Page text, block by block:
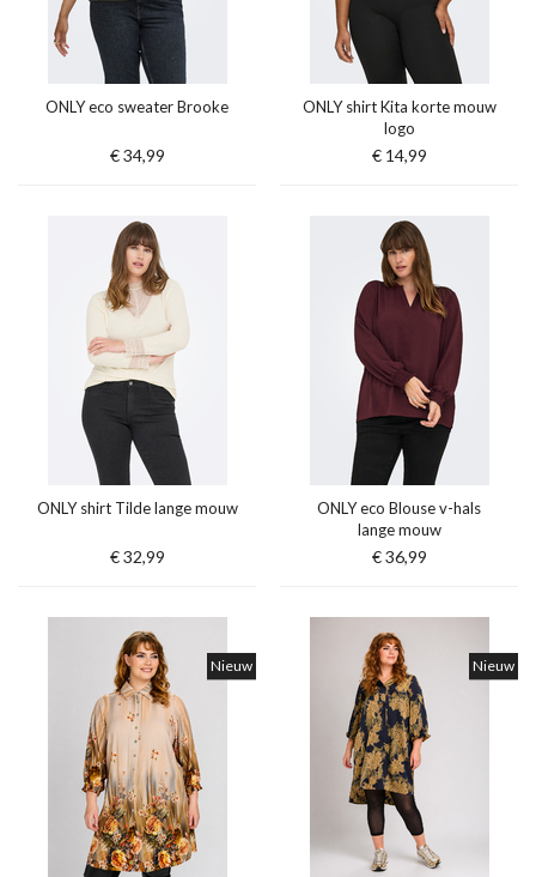
ONLY eco sweater Brooke
€ 34,99
ONLY shirt Kita korte mouw
logo
€ 14,99
ONLY shirt Tilde lange mouw
€ 32,99
ONLY eco Blouse v-hals
lange mouw
€ 36,99
Nieuw Nieuw